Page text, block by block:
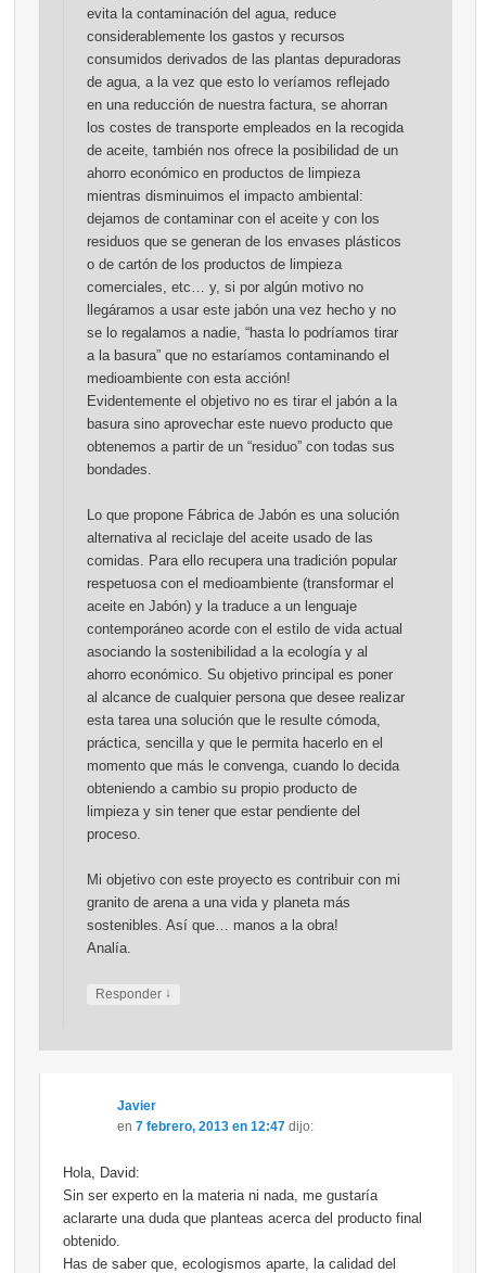
evita la contaminación del agua, reduce
considerablemente los gastos y recursos
consumidos derivados de las plantas depuradoras
de agua, a la vez que esto lo veríamos reflejado
en una reducción de nuestra factura, se ahorran
los costes de transporte empleados en la recogida
de aceite, también nos ofrece la posibilidad de un
ahorro económico en productos de limpieza
mientras disminuimos el impacto ambiental:
dejamos de contaminar con el aceite y con los
residuos que se generan de los envases plásticos
o de cartón de los productos de limpieza
comerciales, etc… y, si por algún motivo no
llegáramos a usar este jabón una vez hecho y no
se lo regalamos a nadie, “hasta lo podríamos tirar
a la basura” que no estaríamos contaminando el
medioambiente con esta acción!
Evidentemente el objetivo no es tirar el jabón a la
basura sino aprovechar este nuevo producto que
obtenemos a partir de un “residuo” con todas sus
bondades.
Lo que propone Fábrica de Jabón es una solución
alternativa al reciclaje del aceite usado de las
comidas. Para ello recupera una tradición popular
respetuosa con el medioambiente (transformar el
aceite en Jabón) y la traduce a un lenguaje
contemporáneo acorde con el estilo de vida actual
asociando la sostenibilidad a la ecología y al
ahorro económico. Su objetivo principal es poner
al alcance de cualquier persona que desee realizar
esta tarea una solución que le resulte cómoda,
práctica, sencilla y que le permita hacerlo en el
momento que más le convenga, cuando lo decida
obteniendo a cambio su propio producto de
limpieza y sin tener que estar pendiente del
proceso.
Mi objetivo con este proyecto es contribuir con mi
granito de arena a una vida y planeta más
sostenibles. Así que… manos a la obra!
Analía.
Responder ↓
Javier
en 7 febrero, 2013 en 12:47 dijo:
Hola, David:
Sin ser experto en la materia ni nada, me gustaría
aclararte una duda que planteas acerca del producto final
obtenido.
Has de saber que, ecologismos aparte, la calidad del